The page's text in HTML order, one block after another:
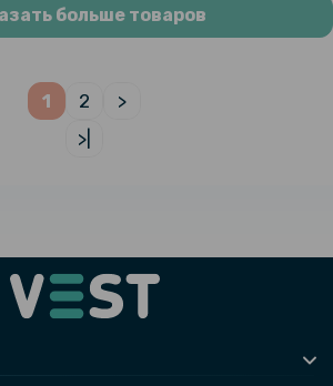
больше товаров
1 2
>
>|